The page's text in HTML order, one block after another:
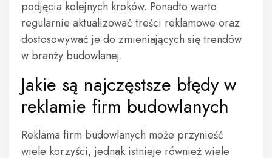
podjęcia kolejnych kroków. Ponadto warto
regularnie aktualizować treści reklamowe oraz
dostosowywać je do zmieniających się trendów
w branży budowlanej.
Jakie są najczęstsze błędy w
reklamie firm budowlanych
Reklama firm budowlanych może przynieść
wiele korzyści, jednak istnieje również wiele